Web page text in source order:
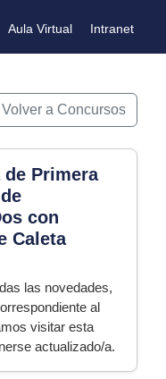
Aula Virtual Intranet
Volver a Concursos
de Primera
con
Caleta
las novedades,
al
visitar esta
actualizado/a.